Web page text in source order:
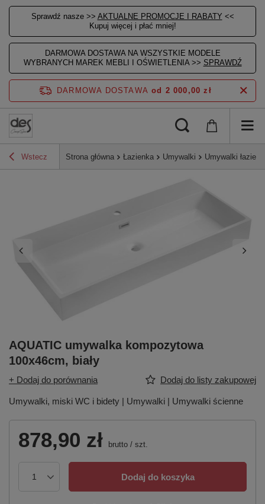
Sprawdź nasze >> AKTUALNE PROMOCJE I RABATY <<
Kupuj więcej i płać mniej!
DARMOWA DOSTAWA NA WSZYSTKIE MODELE
WYBRANYCH MAREK MEBLI I OŚWIETLENIA >> SPRAWDŹ
DARMOWA DOSTAWA od 2 000,00 zł
Wstecz Strona główna Łazienka Umywalki Umywalki
AQUATIC umywalka kompozytowa
100x46cm, biały
+ Dodaj do porównania Dodaj do listy zakupowej
Umywalki, miski WC i bidety | Umywalki | Umywalki ścienne
878,90 zł brutto / szt.
Dodaj do koszyka